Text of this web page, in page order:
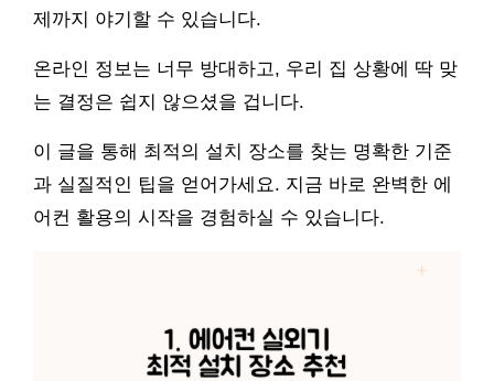
제까지 야기할 수 있습니다.
온라인 정보는 너무 방대하고, 우리 집 상황에 딱 맞
는 결정은 쉽지 않으셨을 겁니다.
이 글을 통해 최적의 설치 장소를 찾는 명확한 기준
과 실질적인 팁을 얻어가세요. 지금 바로 완벽한 에
어컨 활용의 시작을 경험하실 수 있습니다.